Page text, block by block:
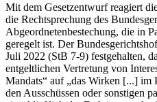
Mit dem Gesetzentwurf reagiert
die Rechtsprechung des
Abgeordnetenbestechung, die in
geregelt ist. Der
Juli 2022 (StB 7-9) festgehalten,
entgeltlichen Vertretung von
Mandats“ auf „das Wirken [...] im
den Ausschüssen oder sonstigen